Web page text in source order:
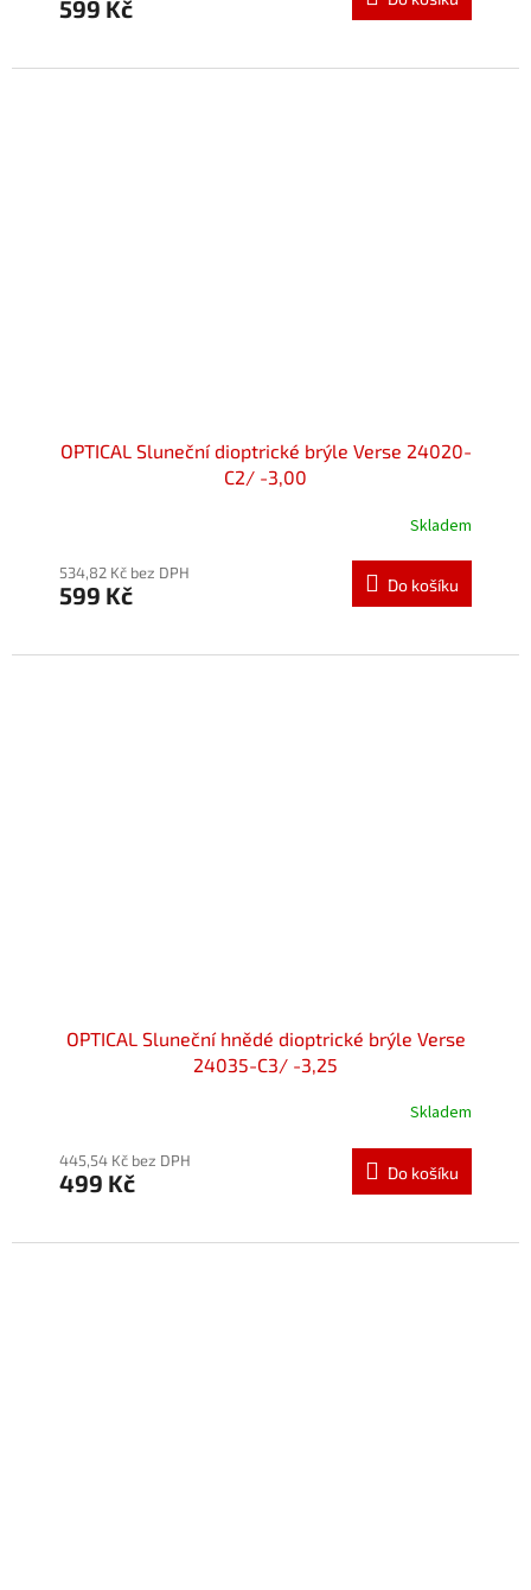
599 Kč
OPTICAL Sluneční dioptrické brýle Verse 24020-
C2/ -3,00
Skladem
534,82 Kč bez DPH
599 Kč Do košíku
OPTICAL Sluneční hnědé dioptrické brýle Verse
24035-C3/ -3,25
Skladem
445,54 Kč bez DPH
499 Kč Do košíku